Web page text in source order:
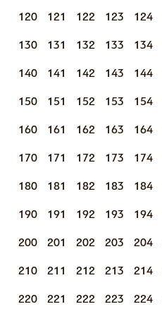
120 121 122 123 124
130 131 132 133 134
140 141 142 143 144
150 151 152 153 154
160 161 162 163 164
170 171 172 173 174
180 181 182 183 184
190 191 192 193 194
200 201 202 203 204
210 211 212 213 214
220 221 222 223 224